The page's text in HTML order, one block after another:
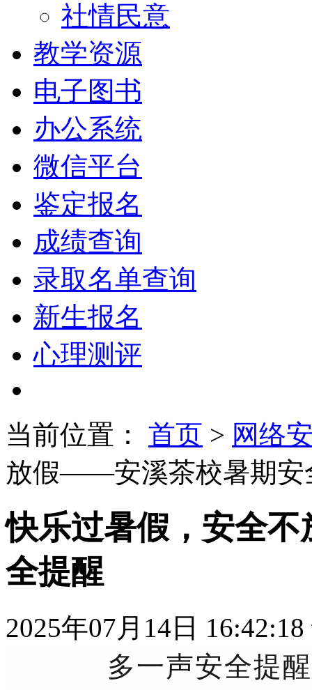
社情民意
教学资源
电子图书
办公系统
微信平台
鉴定报名
成绩查询
录取名单查询
新生报名
心理测评
当前位置： 首页 > 网络
放假——安溪茶校暑期安
快乐过暑假，安全
全提醒
2025年07月14日 16:42:18
多一声安全提